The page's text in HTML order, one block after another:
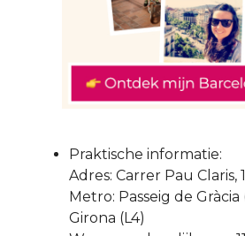
Praktische informatie:
Adres: Carrer Pau Claris,
Metro: Passeig de Gràcia
Girona (L4)